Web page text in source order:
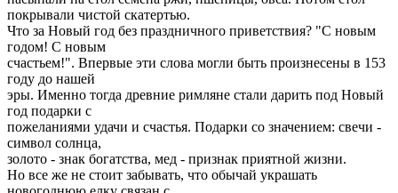
покрывали чистой скатертью.
Что за Новый год без праздничного приветствия? "С новым
годом! С новым
счастьем!". Впервые эти слова могли быть произнесены в 153
году до нашей
эры. Именно тогда древние римляне стали дарить под Новый
год подарки с
пожеланиями удачи и счастья. Подарки со значением: свечи -
символ солнца,
золото - знак богатства, мед - признак приятной жизни.
Но все же не стоит забывать, что обычай украшать